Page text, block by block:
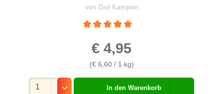
von Gut Kampen
€ 4,95
(€ 6,60 / 1 kg)
Mengenauswahl
In den Warenkorb